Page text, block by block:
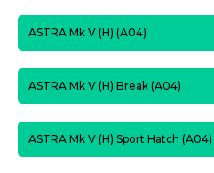
ASTRA Mk V (H) (A04)
ASTRA Mk V (H) Break (A04)
ASTRA Mk V (H) Sport Hatch (A04)